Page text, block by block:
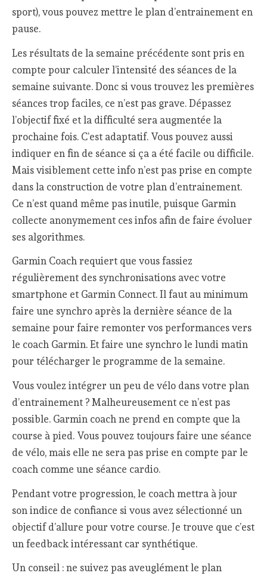
sport), vous pouvez mettre le plan d’entrainement en
pause.
Les résultats de la semaine précédente sont pris en
compte pour calculer l’intensité des séances de la
semaine suivante. Donc si vous trouvez les premières
séances trop faciles, ce n’est pas grave. Dépassez
l’objectif fixé et la difficulté sera augmentée la
prochaine fois. C’est adaptatif. Vous pouvez aussi
indiquer en fin de séance si ça a été facile ou difficile.
Mais visiblement cette info n’est pas prise en compte
dans la construction de votre plan d’entrainement.
Ce n’est quand même pas inutile, puisque Garmin
collecte anonymement ces infos afin de faire évoluer
ses algorithmes.
Garmin Coach requiert que vous fassiez
régulièrement des synchronisations avec votre
smartphone et Garmin Connect. Il faut au minimum
faire une synchro après la dernière séance de la
semaine pour faire remonter vos performances vers
le coach Garmin. Et faire une synchro le lundi matin
pour télécharger le programme de la semaine.
Vous voulez intégrer un peu de vélo dans votre plan
d’entrainement ? Malheureusement ce n’est pas
possible. Garmin coach ne prend en compte que la
course à pied. Vous pouvez toujours faire une séance
de vélo, mais elle ne sera pas prise en compte par le
coach comme une séance cardio.
Pendant votre progression, le coach mettra à jour
son indice de confiance si vous avez sélectionné un
objectif d’allure pour votre course. Je trouve que c’est
un feedback intéressant car synthétique.
Un conseil : ne suivez pas aveuglément le plan